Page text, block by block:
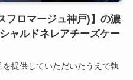
フロマージュ神戸)】の濃
ャルドネレアチーズケー
提供していただいたうえで執